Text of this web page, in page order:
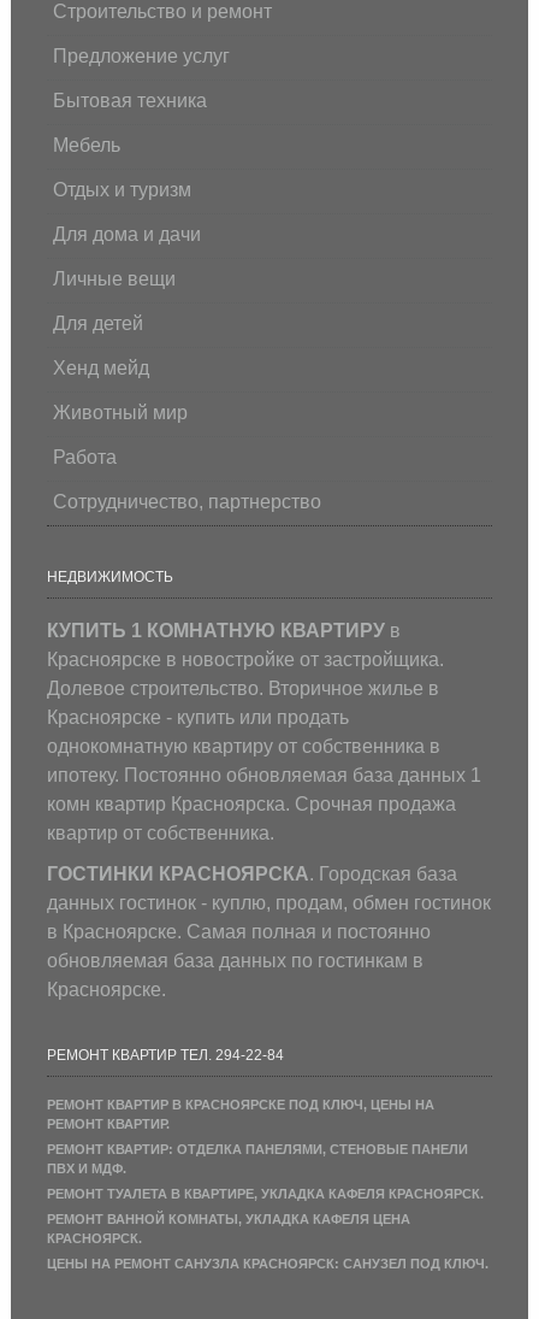
Строительство и ремонт
Предложение услуг
Бытовая техника
Мебель
Отдых и туризм
Для дома и дачи
Личные вещи
Для детей
Хенд мейд
Животный мир
Работа
Сотрудничество, партнерство
НЕДВИЖИМОСТЬ
КУПИТЬ 1 КОМНАТНУЮ КВАРТИРУв
Красноярске в новостройке от застройщика.
Долевое строительство. Вторичное жилье в
Красноярске - купить или продать
однокомнатную квартиру от собственника в
ипотеку. Постоянно обновляемая база данных 1
комн квартир Красноярска. Срочная продажа
квартир от собственника.
ГОСТИНКИ КРАСНОЯРСКА. Городская база
данных гостинок - куплю, продам, обмен гостинок
в Красноярске. Самая полная и постоянно
обновляемая база данных по гостинкам в
Красноярске.
РЕМОНТ КВАРТИР ТЕЛ. 294-22-84
РЕМОНТ КВАРТИР В КРАСНОЯРСКЕ ПОД КЛЮЧ, ЦЕНЫ НА
РЕМОНТ КВАРТИР.
РЕМОНТ КВАРТИР: ОТДЕЛКА ПАНЕЛЯМИ, СТЕНОВЫЕ ПАНЕЛИ
ПВХ И МДФ.
РЕМОНТ ТУАЛЕТА В КВАРТИРЕ, УКЛАДКА КАФЕЛЯ КРАСНОЯРСК.
РЕМОНТ ВАННОЙ КОМНАТЫ, УКЛАДКА КАФЕЛЯ ЦЕНА
КРАСНОЯРСК.
ЦЕНЫ НА РЕМОНТ САНУЗЛА КРАСНОЯРСК: САНУЗЕЛ ПОД КЛЮЧ.